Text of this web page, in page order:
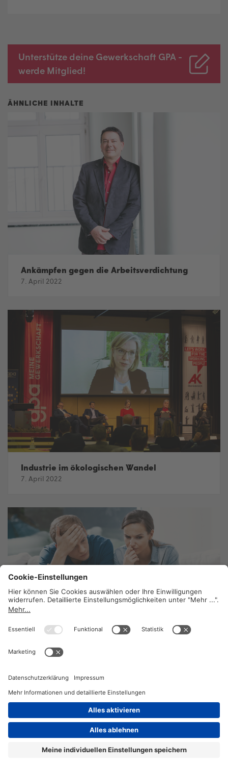
Unterstütze deine Gewerkschaft GPA -
werde Mitglied!
Ankämpfen gegen die Arbeitsverdichtung
7. April 2022
Industrie im ökologischen Wandel
7. April 2022
7. April 2022